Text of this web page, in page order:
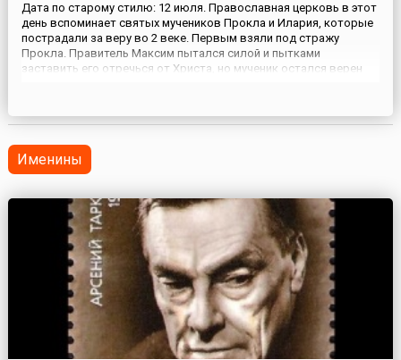
Дата по старому стилю: 12 июля. Православная церковь в этот
день вспоминает святых мучеников Прокла и Илария, которые
пострадали за веру во 2 веке. Первым взяли под стражу
Прокла. Правитель Максим пытался силой и пытками
заставить его отречься от Христа, но мученик остался верен
Именины